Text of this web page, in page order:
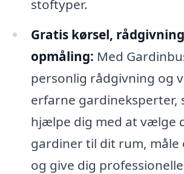
stoftyper.
Gratis kørsel,
opmåling: Med
personlig rådgivning og
erfarne gardineksperter,
hjælpe dig med at vælge
gardiner til dit rum, måle
og give dig